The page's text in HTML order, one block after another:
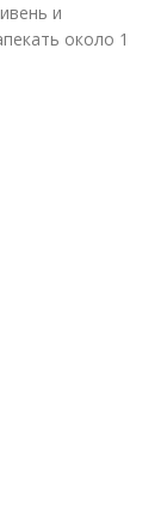
и
около 1